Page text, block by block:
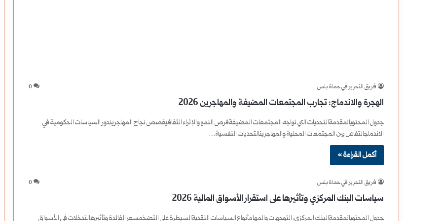
فريق التحرير في حماة بلس 0
الهجرة والاندماج: تجارب المجتمعات المضيفة والمهاجرين 2026
جدول المحتوياتمقدمةالتحديات التي تواجه المجتمعات المضيفةفرص النمو والإثراء الثقافيقصص نجاح المهاجريندور السياسات الحكومية في
الاندماجالتفاعل بين المجتمعات المحلية والمهاجرينالتحديات النفسية…
أكمل القراءة »
فريق التحرير في حماة بلس 0
سياسات البنك المركزي وتأثيرها على استقرار الأسواق المالية 2026
جدول المحتوياتمقدمةالبنك المركزي: التوجهات والمهامأنواع السياسات النقديةالسيطرة على التضخمسعر الفائدة وتأثيرهالتدخلات في الأسواق